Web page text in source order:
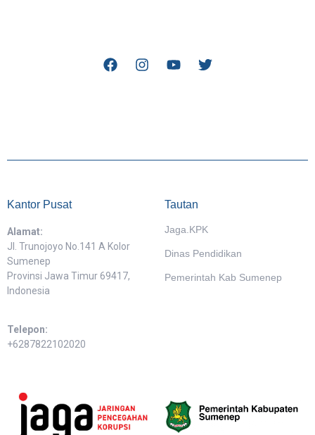
Kantor Pusat
Alamat:
Jl. Trunojoyo No.141 A Kolor
Sumenep
Provinsi Jawa Timur 69417,
Indonesia
Telepon:
+6287822102020
Tautan
Jaga.KPK
Dinas Pendidikan
Pemerintah Kab Sumenep